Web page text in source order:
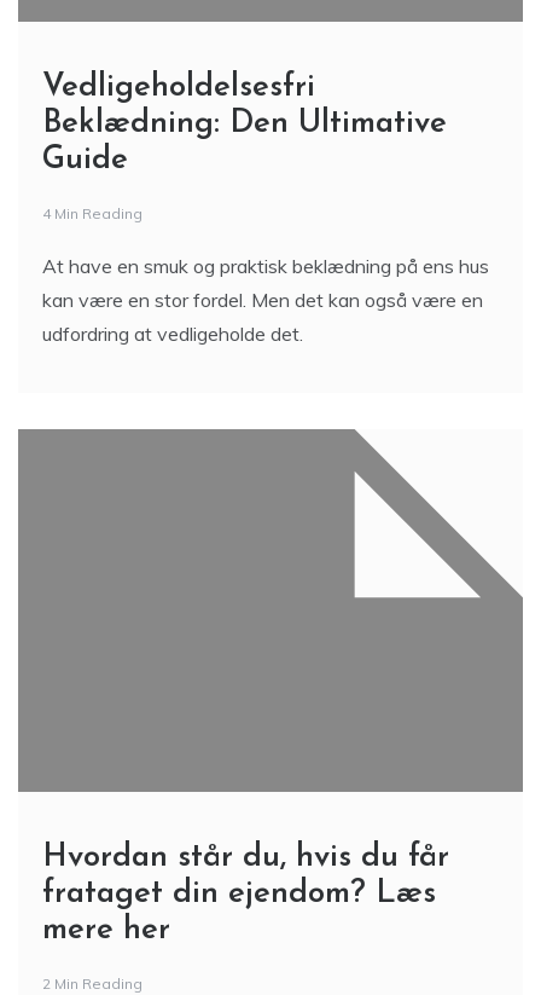
Vedligeholdelsesfri
Beklædning: Den Ultimative
Guide
4 Min Reading
At have en smuk og praktisk beklædning på ens hus
kan være en stor fordel. Men det kan også være en
udfordring at vedligeholde det.
Hvordan står du, hvis du får
frataget din ejendom? Læs
mere her
2 Min Reading